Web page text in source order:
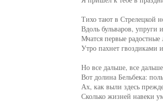
Тихо тают в Стрелецкой
Вдоль бульваров, упруги
Мчатся первые радостные
Утро пахнет гвоздиками
Но все дальше, все
Вот долина Бельбека:
Ах, как выли здесь
Сколько жизней навеки